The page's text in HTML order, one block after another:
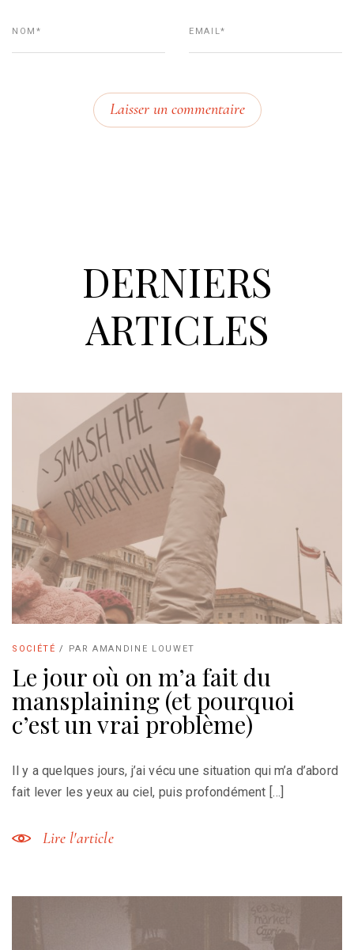
DERNIERS
ARTICLES
SOCIÉTÉ / PARAMANDINE LOUWET
Le jour où on m’a fait du
mansplaining (et pourquoi
c’est un vrai problème)
Il y a quelques jours, j’ai vécu une situation qui m’a d’abord
fait lever les yeux au ciel, puis profondément […]
Lire l'article